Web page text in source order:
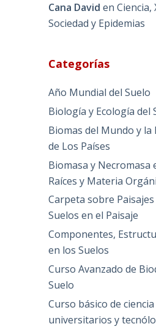
Cana David enCiencia,
Sociedad y Epidemias
Categorías
Año Mundial del Suelo
Biología y Ecología del
Biomas del Mundo y la
de Los Países
Biomasa y Necromasa
Raíces y Materia
Carpeta sobre
Suelos en el Paisaje
Componentes,
en los Suelos
Curso Avanzado de
Suelo
Curso básico de
universitarios y